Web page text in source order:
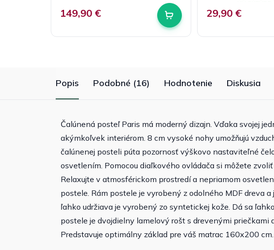
149,90 € 29,90 €
Popis Podobné (16) Hodnotenie Diskusia
Čalúnená posteľ Paris má moderný dizajn. Vďaka svojej
akýmkoľvek interiérom. 8 cm vysoké nohy umožňujú
čalúnenej posteli púta pozornosť výškovo nastaviteľné
osvetlením. Pomocou diaľkového ovládača si môžete
Relaxujte v atmosférickom prostredí a nepriamom
postele. Rám postele je vyrobený z odolného MDF dreva
ľahko udržiava je vyrobený zo syntetickej kože. Dá sa
postele je dvojdielny lamelový rošt s drevenými priečkami
Predstavuje optimálny základ pre váš matrac 160x200 cm.